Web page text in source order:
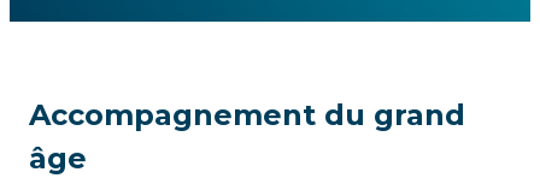
Accompagnement du grand
âge